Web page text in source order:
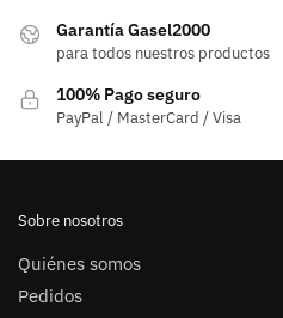
Garantía Gasel2000
para todos nuestros productos
100% Pago seguro
PayPal / MasterCard / Visa
Sobre nosotros
Quiénes somos
Pedidos